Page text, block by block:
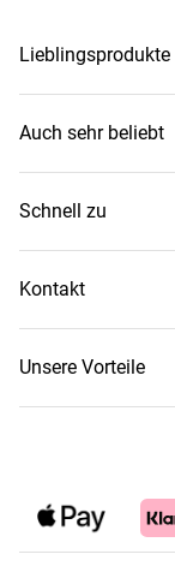
Lieblingsprodukte
Auch sehr beliebt
Schnell zu
Kontakt
Unsere Vorteile